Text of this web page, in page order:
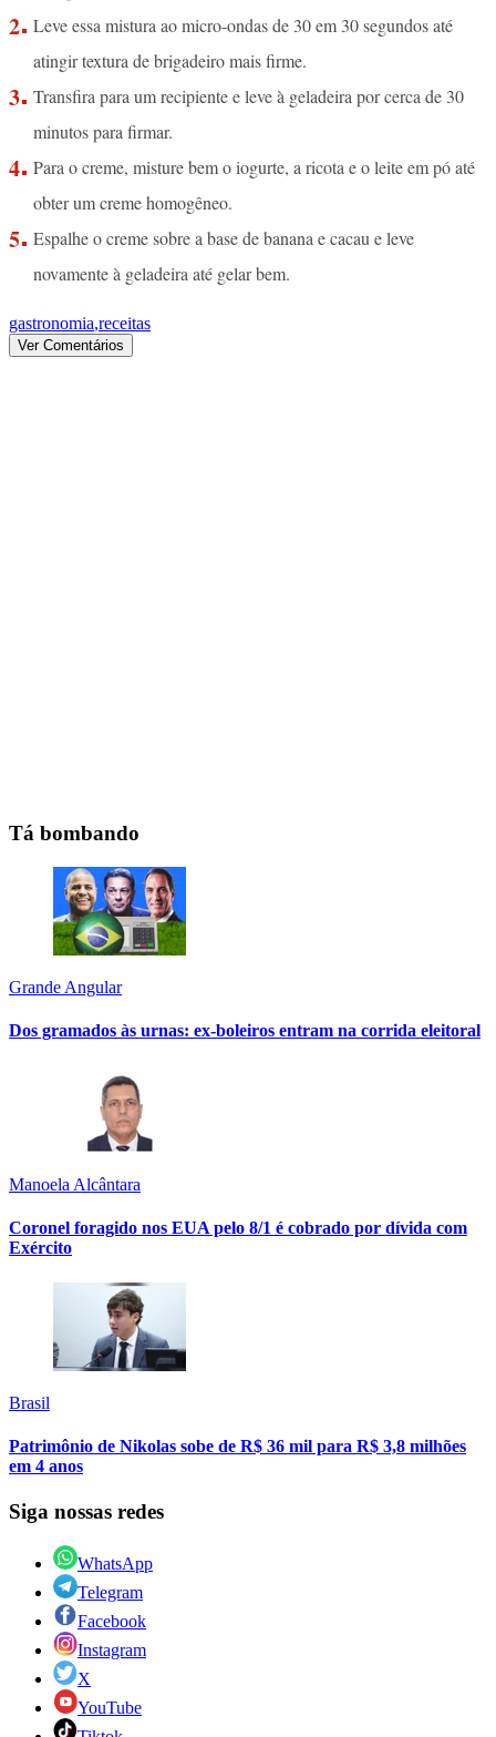
Leve essa mistura ao micro-ondas de 30 em 30 segundos até
atingir textura de brigadeiro mais firme.
Transfira para um recipiente e leve à geladeira por cerca de 30
minutos para firmar.
Para o creme, misture bem o iogurte, a ricota e o leite em pó até
obter um creme homogêneo.
Espalhe o creme sobre a base de banana e cacau e leve
novamente à geladeira até gelar bem.
gastronomia,receitas
Ver Comentários
Tá bombando
Grande Angular
Dos gramados às urnas: ex-boleiros entram na corrida eleitoral
Manoela Alcântara
Coronel foragido nos EUA pelo 8/1 é cobrado por dívida com
Exército
Brasil
Patrimônio de Nikolas sobe de R$ 36 mil para R$ 3,8 milhões
em 4 anos
Siga nossas redes
WhatsApp
Telegram
Facebook
Instagram
X
YouTube